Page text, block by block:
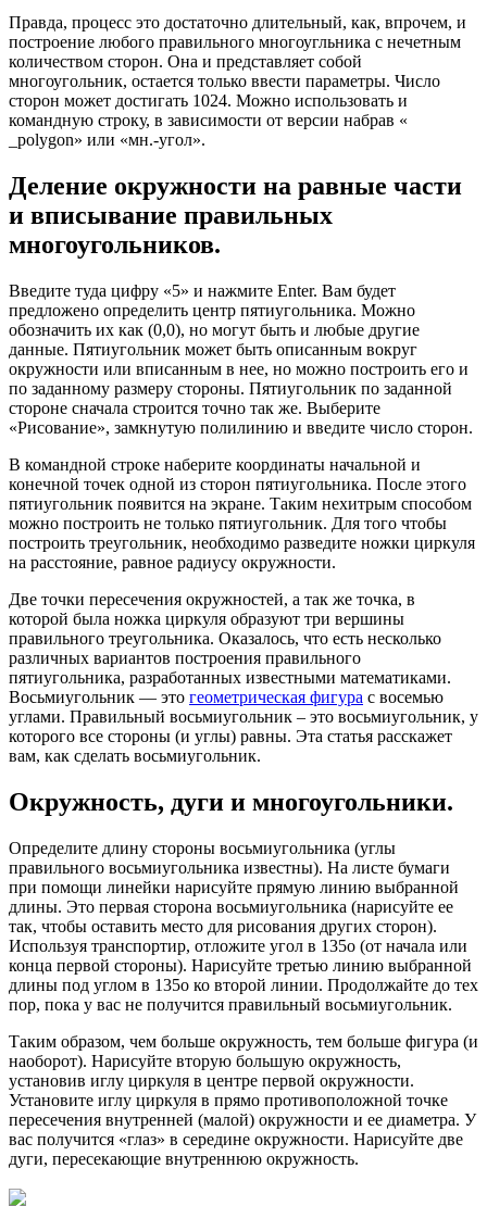
Правда, процесс это достаточно длительный, как, впрочем, и
построение любого правильного многоугльника с нечетным
количеством сторон. Она и представляет собой
многоугольник, остается только ввести параметры. Число
сторон может достигать 1024. Можно использовать и
командную строку, в зависимости от версии набрав «
_polygon» или «мн.-угол».
Деление окружности на равные части
и вписывание правильных
многоугольников.
Введите туда цифру «5» и нажмите Enter. Вам будет
предложено определить центр пятиугольника. Можно
обозначить их как (0,0), но могут быть и любые другие
данные. Пятиугольник может быть описанным вокруг
окружности или вписанным в нее, но можно построить его и
по заданному размеру стороны. Пятиугольник по заданной
стороне сначала строится точно так же. Выберите
«Рисование», замкнутую полилинию и введите число сторон.
В командной строке наберите координаты начальной и
конечной точек одной из сторон пятиугольника. После этого
пятиугольник появится на экране. Таким нехитрым способом
можно построить не только пятиугольник. Для того чтобы
построить треугольник, необходимо разведите ножки циркуля
на расстояние, равное радиусу окружности.
Две точки пересечения окружностей, а так же точка, в
которой была ножка циркуля образуют три вершины
правильного треугольника. Оказалось, что есть несколько
различных вариантов построения правильного
пятиугольника, разработанных известными математиками.
Восьмиугольник — это геометрическая фигура с восемью
углами. Правильный восьмиугольник – это восьмиугольник, у
которого все стороны (и углы) равны. Эта статья расскажет
вам, как сделать восьмиугольник.
Окружность, дуги и многоугольники.
Определите длину стороны восьмиугольника (углы
правильного восьмиугольника известны). На листе бумаги
при помощи линейки нарисуйте прямую линию выбранной
длины. Это первая сторона восьмиугольника (нарисуйте ее
так, чтобы оставить место для рисования других сторон).
Используя транспортир, отложите угол в 135o (от начала или
конца первой стороны). Нарисуйте третью линию выбранной
длины под углом в 135o ко второй линии. Продолжайте до тех
пор, пока у вас не получится правильный восьмиугольник.
Таким образом, чем больше окружность, тем больше фигура (и
наоборот). Нарисуйте вторую большую окружность,
установив иглу циркуля в центре первой окружности.
Установите иглу циркуля в прямо противоположной точке
пересечения внутренней (малой) окружности и ее диаметра. У
вас получится «глаз» в середине окружности. Нарисуйте две
дуги, пересекающие внутреннюю окружность.